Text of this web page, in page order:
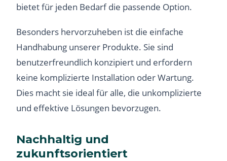
bietet für jeden Bedarf die passende Option.
Besonders hervorzuheben ist die einfache
Handhabung unserer Produkte. Sie sind
benutzerfreundlich konzipiert und erfordern
keine komplizierte Installation oder Wartung.
Dies macht sie ideal für alle, die unkomplizierte
und effektive Lösungen bevorzugen.
Nachhaltig und
zukunftsorientiert